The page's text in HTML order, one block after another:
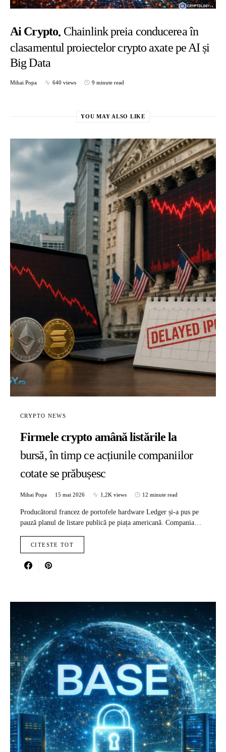
Ai Crypto Chainlink preia conducerea în
clasamentul proiectelor crypto axate pe AI și
Big Data
Mihai Popa 640 views 9 minute read
YOU MAY ALSO LIKE
CRYPTO NEWS
Firmele crypto amână listările la
bursă, în timp ce acțiunile companiilor
cotate se prăbușesc
Mihai Popa 15 mai 2026 1,2K views 12 minute read
Producătorul francez de portofele hardware Ledger și-a pus pe
pauză planul de listare publică pe piața americană. Compania…
CITESTE TOT